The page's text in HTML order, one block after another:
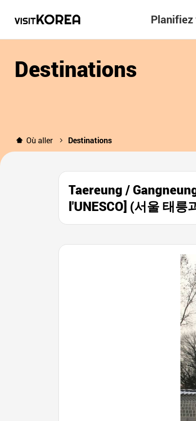
Planifiez
Destinations
Où aller Destinations
Taereung /
l'UNESCO] (서울 태릉